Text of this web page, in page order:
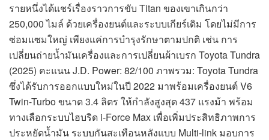
รายหนึ่งได้แชร์เรื่องราวการขับ Titan ของเขาเกินกว่า
250,000 ไมล์ ด้วยเครื่องยนต์และระบบเกียร์เดิม โดยไม่มีการ
ซ่อมแซมใหญ่ เพียงแค่การบำรุงรักษาตามปกติ เช่น การ
เปลี่ยนถ่ายน้ำมันเครื่องและการเปลี่ยนผ้าเบรก Toyota Tundra
(2025) คะแนน J.D. Power: 82/100 ภาพรวม: Toyota Tundra
ซึ่งได้รับการออกแบบใหม่ในปี 2022 มาพร้อมเครื่องยนต์ V6
Twin-Turbo ขนาด 3.4 ลิตร ให้กำลังสูงสุด 437 แรงม้า พร้อม
ทางเลือกระบบไฮบริด i-Force Max เพื่อเพิ่มประสิทธิภาพการ
ประหยัดน้ำมัน ระบบกันสะเทือนหลังแบบ Multi-link มอบการ